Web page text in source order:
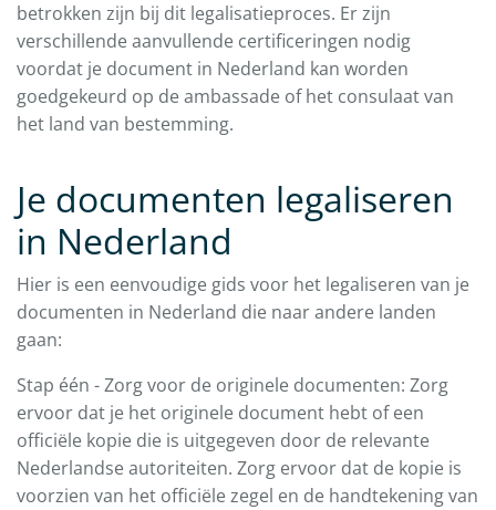
betrokken zijn bij dit legalisatieproces. Er zijn
verschillende aanvullende certificeringen nodig
voordat je document in Nederland kan worden
goedgekeurd op de ambassade of het consulaat van
het land van bestemming.
Je documenten legaliseren
in Nederland
Hier is een eenvoudige gids voor het legaliseren van je
documenten in Nederland die naar andere landen
gaan:
Stap één - Zorg voor de originele documenten: Zorg
ervoor dat je het originele document hebt of een
officiële kopie die is uitgegeven door de relevante
Nederlandse autoriteiten. Zorg ervoor dat de kopie is
voorzien van het officiële zegel en de handtekening van